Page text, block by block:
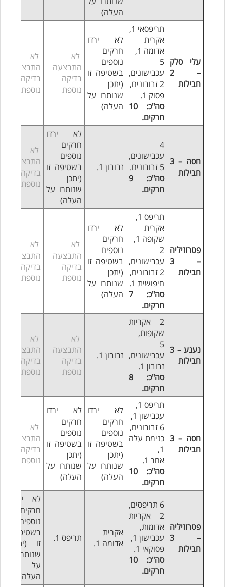
העלה)
עלי סלק
– 2
חבילות
תריפסאי 1,
אקרית
אדומה 1,
5
עכבישונים,
2 זבובונים,
פסוק 1.
סה"כ: 10
חרקים.
לא ירדו
חרקים
נוספים
בשטיפה זו
(יתכן
שנותרו על
העלה)
לא
התבצעה
בדיקה
נוספת
לא
התבצעה
בדיקה
נוספת
חסה – 3
חבילות
4
עכבישונים,
5 זבובונים.
סה"כ: 9
חרקים.
זבובון 1.
לא ירדו
חרקים
נוספים
בשטיפה זו
(יתכן
שנותרו על
העלה)
לא
התבצעה
בדיקה
נוספת
פטרוזיליה
– 3
חבילות
תריפס 1,
אקרית
שקופה 1,
2
עכבישונים,
2 זבובונים,
חיפושית 1.
סה"כ: 7
חרקים.
לא ירדו
חרקים
נוספים
בשטיפה זו
(יתכן
שנותרו על
העלה)
לא
התבצעה
בדיקה
נוספת
לא
התבצעה
בדיקה
נוספת
נענע – 3
חבילות
2 אקריות
שקופות,
5
עכבישונים,
זבובון 1.
סה"כ: 8
חרקים.
זבובון 1.
לא
התבצעה
בדיקה
נוספת
לא
התבצעה
בדיקה
נוספת
חסה – 3
חבילות
תריפס 1,
עכבישון 1,
6 זבובונים,
כנימת עלה
1,
אחר 1.
סה"כ: 10
חרקים.
לא ירדו
חרקים
נוספים
בשטיפה זו
(יתכן
שנותרו על
העלה)
לא ירדו
חרקים
נוספים
בשטיפה זו
(יתכן
שנותרו על
העלה)
לא
התבצעה
בדיקה
נוספת
פטרוזיליה
– 3
חבילות
6 תריפסים,
2 אקריות
אדומות,
עכבישון 1,
פסוקאי 1.
סה"כ: 10
חרקים.
אקרית
אדומה 1.
תריפס 1.
לא ירדו
חרקים
נוספים
בשטיפה
זו (יתכן
שנותרו
על
העלה)